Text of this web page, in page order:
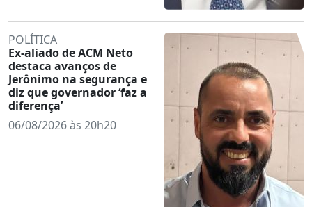
POLÍTICA
Ex-aliado de ACM Neto
destaca avanços de
Jerônimo na segurança e
diz que governador ‘faz a
diferença’
06/08/2026 às 20h20